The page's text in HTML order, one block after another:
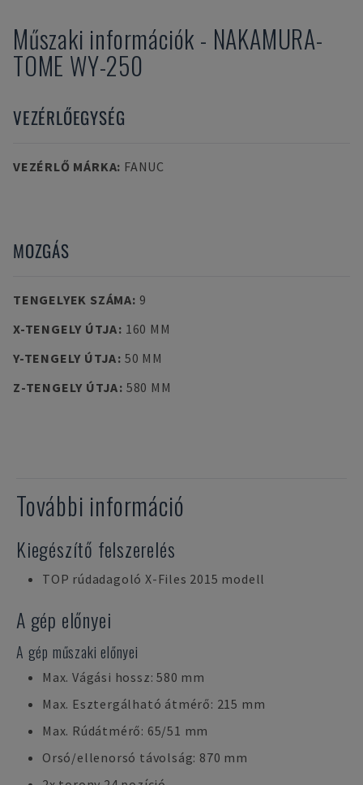
Műszaki információk - NAKAMURA-
TOME WY-250
VEZÉRLŐEGYSÉG
VEZÉRLŐ MÁRKA: FANUC
MOZGÁS
TENGELYEK SZÁMA: 9
X-TENGELY ÚTJA: 160 MM
Y-TENGELY ÚTJA: 50 MM
Z-TENGELY ÚTJA: 580 MM
További információ
Kiegészítő felszerelés
TOP rúdadagoló X-Files 2015 modell
A gép előnyei
A gép műszaki előnyei
Max. Vágási hossz: 580 mm
Max. Esztergálható átmérő: 215 mm
Max. Rúdátmérő: 65/51 mm
Orsó/ellenorsó távolság: 870 mm